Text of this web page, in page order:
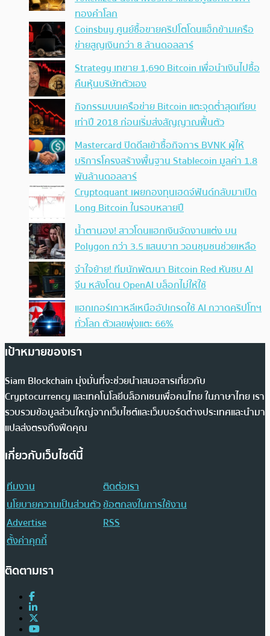
ทองคำโลก
Coinsbuy ศูนย์ซื้อขายคริปโตโดนแฮ็กข้ามเครือ
ข่ายสูญเงินกว่า 8 ล้านดอลลาร์
Strategy เทขาย 1,690 Bitcoin เพื่อนำเงินไปซื้อ
คืนหุ้นบริษัทตัวเอง
กิจกรรมบนเครือข่าย Bitcoin แตะจุดต่ำสุดเทียบ
เท่าปี 2018 ก่อนเริ่มส่งสัญญาณฟื้นตัว
Mastercard ปิดดีลเข้าซื้อกิจการ BVNK ผู้ให้
บริการโครงสร้างพื้นฐาน Stablecoin มูลค่า 1.8
พันล้านดอลลาร์
Cryptoquant เผยกองทุนเฮดจ์ฟันด์กลับมาเปิด
Long Bitcoin ในรอบหลายปี
น้ำตานอง! สาวโดนแฮกเงินจัดงานแต่ง บน
Polygon กว่า 3.5 แสนบาท วอนชุมชนช่วยเหลือ
จำใจย้าย! ทีมนักพัฒนา Bitcoin Red หันซบ AI
จีน หลังโดน OpenAI บล็อกไม่ให้ใช้
แฮกเกอร์เกาหลีเหนืออัปเกรดใช้ AI กวาดคริปโทฯ
ทั่วโลก ตัวเลขพุ่งแตะ 66%
เป้าหมายของเรา
Siam Blockchain มุ่งมั่นที่จะช่วยนำเสนอสารเกี่ยวกับ
Cryptocurrency และเทคโนโลยีบล็อกเชนเพื่อคนไทย ในภาษาไทย เรา
รวบรวมข้อมูลส่วนใหญ่จากเว็บไซต์และเว็บบอร์ดต่างประเทศและนำมา
แปลส่งตรงถึงฟีดคุณ
เกี่ยวกับเว็บไซต์นี้
ทีมงาน
ติดต่อเรา
นโยบายความเป็นส่วนตัวข้อตกลงในการใช้งาน
Advertise
RSS
ตั้งค่าคุกกี้
ติดตามเรา